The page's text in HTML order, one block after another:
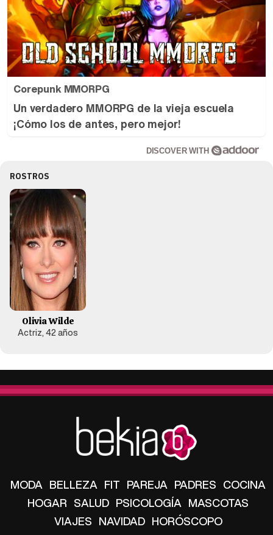
Corepunk MMORPG
Un verdadero MMORPG de la vieja escuela
¡Cómo los de antes, pero mejor!
DISCOVER WITH
ROSTROS
Olivia Wilde
Actriz, 42 años
MODA BELLEZA FIT PAREJA PADRES COCINA
HOGAR SALUD PSICOLOGÍA MASCOTAS
VIAJES NAVIDAD HORÓSCOPO